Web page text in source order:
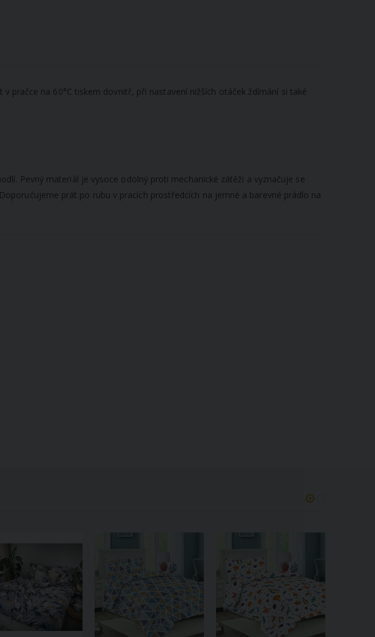
pračce na 60°C tiskem dovnitř, při nastavení nižších otáček ždímání si také
Pevný materiál je vysoce odolný proti mechanické zátěži a vyznačuje se
prát po rubu v pracích prostředcích na jemné a barevné prádlo na